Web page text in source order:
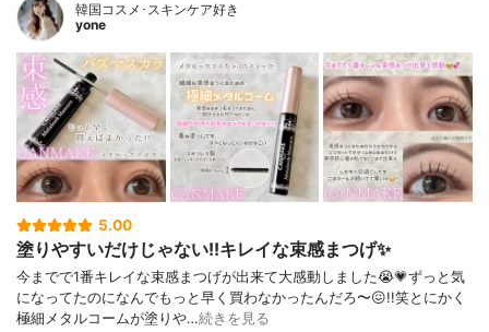
韓国コスメ･スキンケア好き
yone
5.00
塗りやすいだけじゃない!!キレイな束感まつげ✨️
今までで1番キレイな束感まつげが出来て大感動しました😭💗⁡ずっと気
になってたのになんでもっと早く買わなかったんだろ〜😖!!笑⁡⁡とにかく
極細メタルコームが塗りや…続きを見る